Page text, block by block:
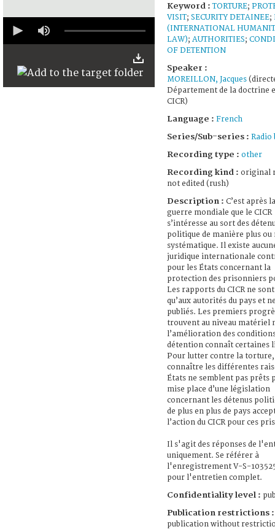
seconds
Keyword :TORTURE;
VISIT; SECURITY DETAINEE;
(INTERNATIONAL
LAW); AUTHORITIES;
OF DETENTION
Speaker :
MOREILLON, Jacques
Département de la doctrine
CICR)
Language : French
Series/Sub-series : Radio
Recording type : other
Recording kind : original
not edited (rush)
Description : C’est après
guerre mondiale que le CICR
s’intéresse au sort des
politique de manière plus ou
systématique. Il existe
juridique internationale
pour les États concernant la
protection des prisonniers
Les rapports du CICR ne
qu’aux autorités du pays et
publiés. Les premiers
trouvent au niveau matériel
l’amélioration des
détention connaît certaines
Pour lutter contre la
connaître les différentes
États ne semblent pas prêts
mise place d’une législation
concernant les détenus
de plus en plus de pays
l’action du CICR pour ces
Il s'agit des réponses de
uniquement. Se référer à
l'enregistrement V-S-
pour l'entretien complet.
Confidentiality level :
Publication restrictions :
publication without